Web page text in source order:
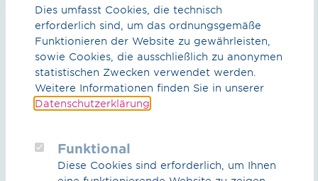
2014
Baustart
2021
Inbetriebnahme
Dies umfasst Cookies, die technisch
erforderlich sind, um das ordnungsgemäße
Funktionieren der Website zu gewährleisten,
sowie Cookies, die ausschließlich zu anonymen
statistischen Zwecken verwendet werden.
Weitere Informationen finden Sie in unserer
Datenschutzerklärung
Funktional
Diese Cookies sind erforderlich, um Ihnen